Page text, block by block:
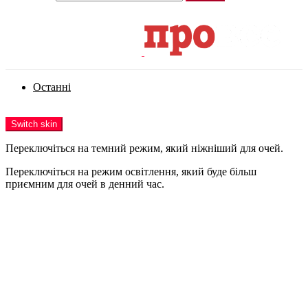
Останні
Switch skin
Переключіться на темний режим, який ніжніший для очей.
Переключіться на режим освітлення, який буде більш
приємним для очей в денний час.